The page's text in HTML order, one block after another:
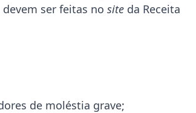
ser feitas no site da Receita
de moléstia grave;